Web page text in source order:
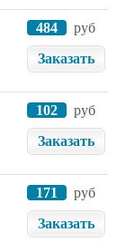
484
руб
Заказать
102
руб
Заказать
171
руб
Заказать